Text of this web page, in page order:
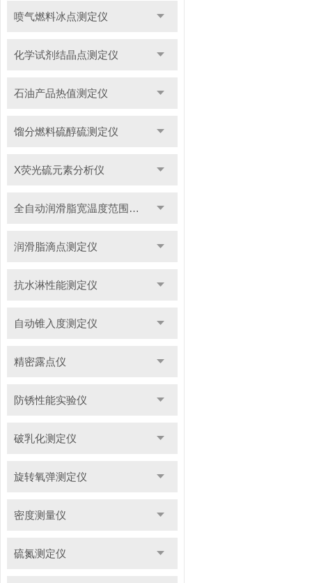
喷气燃料冰点测定仪
化学试剂结晶点测定仪
石油产品热值测定仪
馏分燃料硫醇硫测定仪
X荧光硫元素分析仪
全自动润滑脂宽温度范围滴点测定仪
润滑脂滴点测定仪
抗水淋性能测定仪
自动锥入度测定仪
精密露点仪
防锈性能实验仪
破乳化测定仪
旋转氧弹测定仪
密度测量仪
硫氮测定仪